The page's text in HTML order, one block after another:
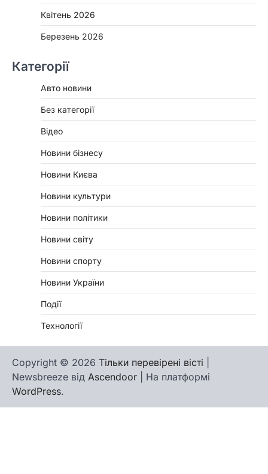
Квітень 2026
Березень 2026
Категорії
Авто новини
Без категорії
Відео
Новини бізнесу
Новини Києва
Новини культури
Новини політики
Новини світу
Новини спорту
Новини України
Події
Технології
Copyright © 2026 Тільки перевірені вісті
Newsbreeze від Ascendoor | На платформі
WordPress.